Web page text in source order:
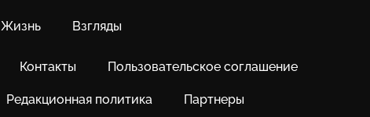
Жизнь Взгляды
Контакты Пользовательское соглашение
Редакционная политика Партнеры